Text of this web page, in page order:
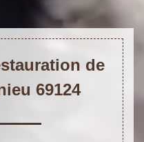
de
69124